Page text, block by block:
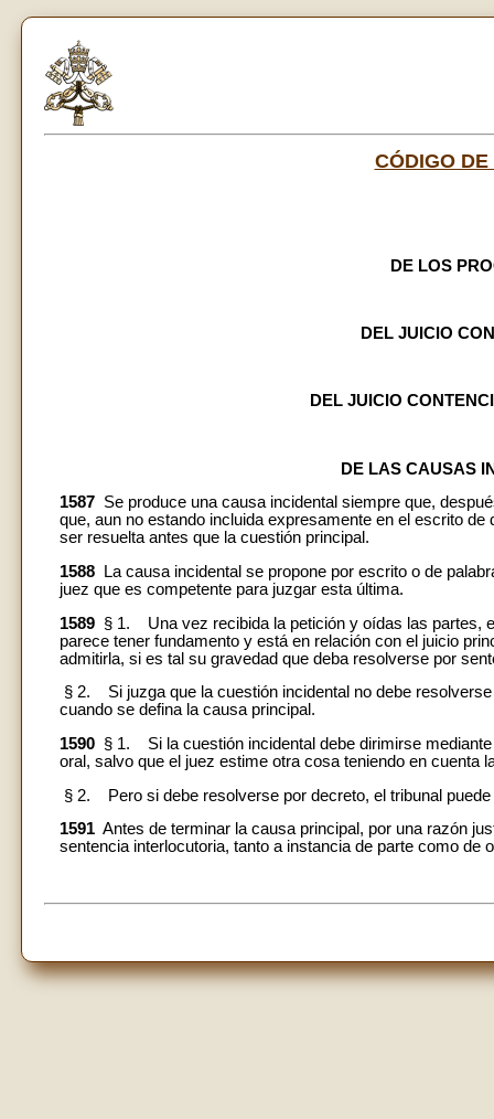
CÓDIGO
DE LOS
DEL JUICIO
DEL JUICIO
DE LAS CAUSAS
1587 Se produce una causa incidental siempre que,
que, aun no estando incluida expresamente en el escrito
ser resuelta antes que la cuestión principal.
1588 La causa incidental se propone por escrito o de
juez que es competente para juzgar esta última.
1589 § 1. Una vez recibida la petición y oídas las partes,
parece tener fundamento y está en relación con el juicio
admitirla, si es tal su gravedad que deba resolverse por
§ 2. Si juzga que la cuestión incidental no debe
cuando se defina la causa principal.
1590 § 1. Si la cuestión incidental debe dirimirse
oral, salvo que el juez estime otra cosa teniendo en cuenta
§ 2. Pero si debe resolverse por decreto, el tribunal
1591 Antes de terminar la causa principal, por una razón
sentencia interlocutoria, tanto a instancia de parte como de